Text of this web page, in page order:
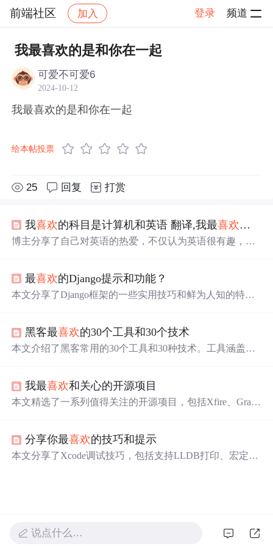
前端社区 加入 登录 频道
社区 前端社区 感慨 帖子详情
我最喜欢的是和你在一起
可爱不可爱6
2024-10-12
我最喜欢的是和你在一起
给本帖投票
25 回复 打赏
我喜欢的科目是计算机和英语 翻译,我最喜欢的科
博主分享了自己对英语的热爱，不仅认为英语很有趣，还
最喜欢的Django提示和功能？
本文分享了Django框架的一些实用技巧和鲜为人知的特
文处理器在每个响应中自动包含特定变量，以及如何利用
信号在特定事件发生时执行任务。
黑客最喜欢的30个工具和30个技术
本文介绍了黑客常用的30个工具和30种技术。工具涵盖渗
入等，涉及权限维持、资源耗尽、Web漏洞等方面，并给
出了相应的原理、案例和防御方法。
我最喜欢和关心的开源项目
本文精选了一系列值得关注的开源项目，包括Xfire、Grail
分享你最喜欢的技巧和提示
本文分享了Xcode调试技巧，包括支持LLDB打印、宏定义
说点什么…